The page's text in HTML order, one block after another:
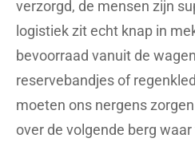
verzorgd, de mensen zijn
logistiek zit echt knap in
bevoorraad vanuit de
reservebandjes of
moeten ons nergens
over de volgende berg